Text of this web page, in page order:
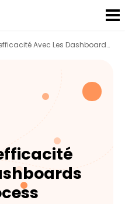
Boostez L’efficacité Avec Les Dashboards De Process